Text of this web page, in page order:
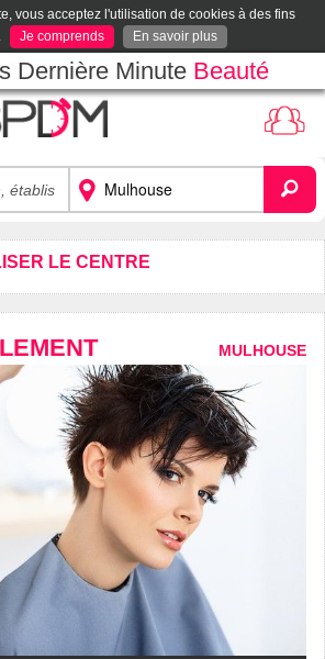
vous acceptez l'utilisation de cookies à des fins
Je comprends En savoir plus
Dernière Minute Beauté
LE CENTRE
MULHOUSE